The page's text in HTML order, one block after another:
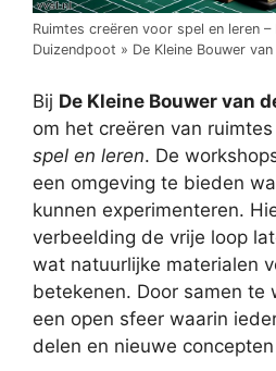
Ruimtes creëren voor spel en leren –
Duizendpoot » De Kleine Bouwer
Bij De Kleine Bouwer van
om het creëren van
spel en leren. De
een omgeving te bieden
kunnen experimenteren.
verbeelding de vrije loop
wat natuurlijke materialen
betekenen. Door samen te
een open sfeer waarin
delen en nieuwe